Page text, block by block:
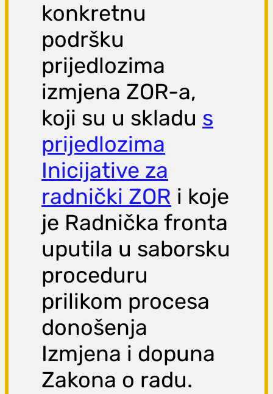
konkretnu
podršku
prijedlozima
izmjena ZOR-a,
koji su u skladu s
prijedlozima
Inicijative za
radnički ZOR i koje
je Radnička fronta
uputila u saborsku
proceduru
prilikom procesa
donošenja
Izmjena i dopuna
Zakona o radu.